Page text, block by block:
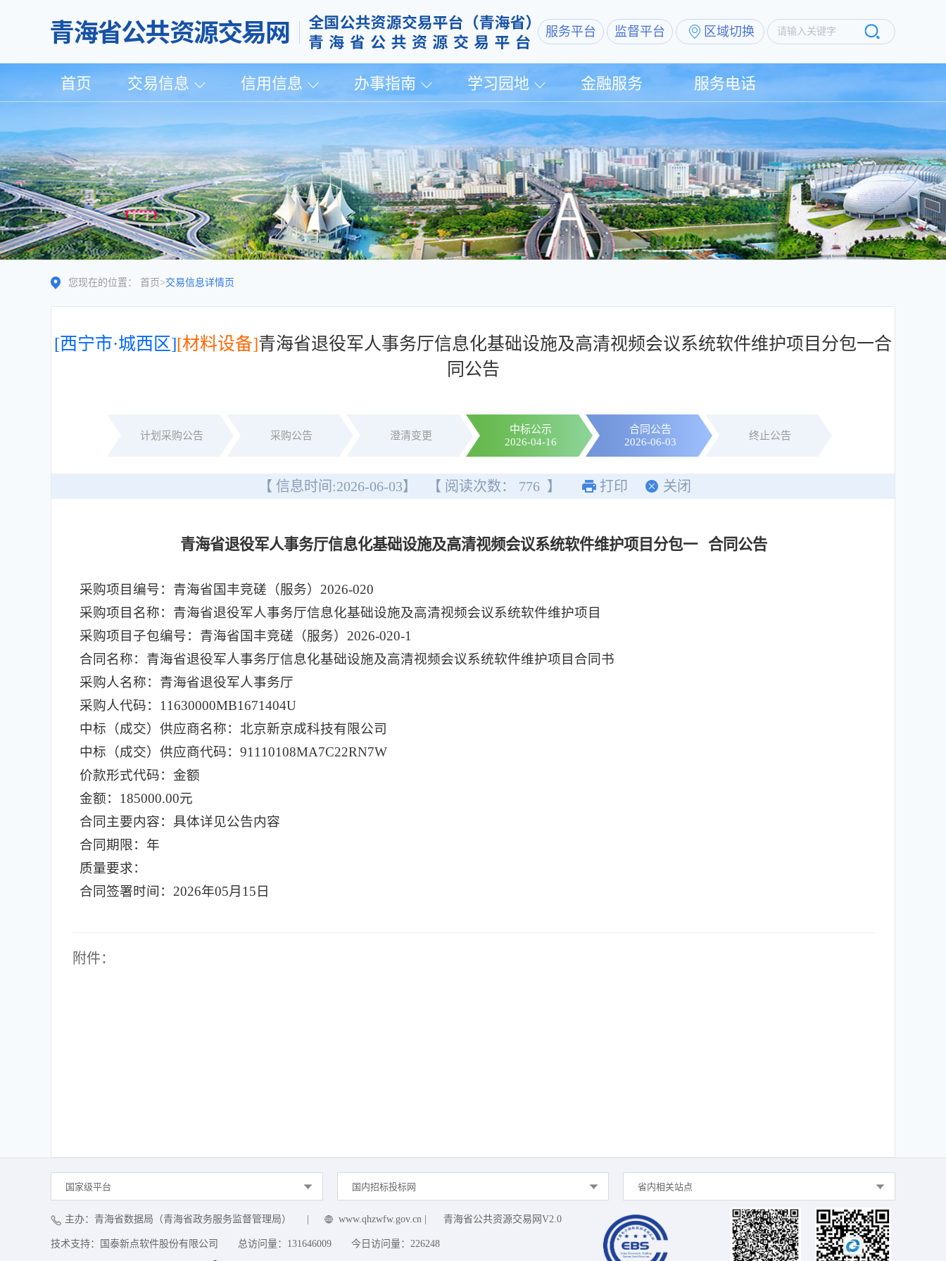
服务平台 监督平台 区域切换 请输入关键字
首页 交易信息 信用信息 办事指南 学习园地 金融服务 服务电话
您现在的位置： 首页 >交易信息详情页
[西宁市·城西区][材料设备]青海省退役军人事务厅信息化基础设施及高清视频会议系统软件维护项目分包一合
同公告
计划采购公告 采购公告 澄清变更
中标公示
2026-04-16
合同公告
2026-06-03
终止公告
【 信息时间:2026-06-03】 【 阅读次数： 776 】 打印 关闭
青海省退役军人事务厅信息化基础设施及高清视频会议系统软件维护项目分包一 合同公告
采购项目编号：青海省国丰竞磋（服务）2026-020
采购项目名称：青海省退役军人事务厅信息化基础设施及高清视频会议系统软件维护项目
采购项目子包编号：青海省国丰竞磋（服务）2026-020-1
合同名称：青海省退役军人事务厅信息化基础设施及高清视频会议系统软件维护项目合同书
采购人名称：青海省退役军人事务厅
采购人代码：11630000MB1671404U
中标（成交）供应商名称：北京新京成科技有限公司
中标（成交）供应商代码：91110108MA7C22RN7W
价款形式代码：金额
金额：185000.00元
合同主要内容：具体详见公告内容
合同期限：年
质量要求：
合同签署时间：2026年05月15日
附件：
国家级平台 国内招标投标网 省内相关站点
主办：青海省数据局（青海省政务服务监督管理局） www.qhzwfw.gov.cn 青海省公共资源交易网V2.0
技术支持：国泰新点软件股份有限公司 总访问量： 131646009 今日访问量： 226248